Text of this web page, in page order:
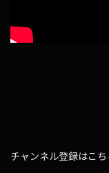
チャンネル登録はこち